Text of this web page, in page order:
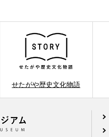
せたがや歴史文化物語